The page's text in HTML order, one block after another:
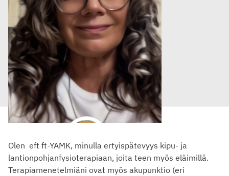
Olen eft ft-YAMK, minulla ertyispätevyys kipu- ja
lantionpohjanfysioterapiaan, joita teen myös eläimillä.
Terapiamenetelmiäni ovat myös akupunktio (eri